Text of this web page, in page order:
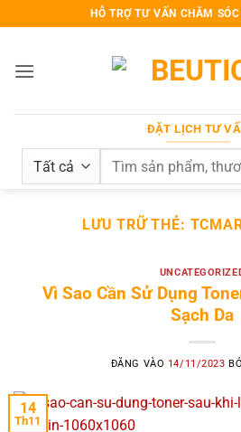
qua
dung
HỖ TRỢ TƯ VẤN CHĂM
ĐẶT LỊCH TƯ
Search
LƯU TRỮ THẺ:
Vì Sao Cần Sử Dụng
Sạch Da
ĐĂNG VÀO 14/11/2023
14
Th11